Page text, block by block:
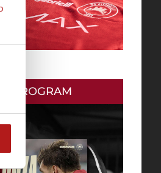
PROGRAM